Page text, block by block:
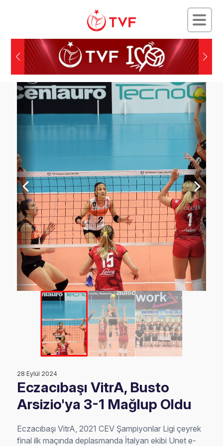
28 Eylül 2024
Eczacıbaşı VitrA, Busto
Arsizio'ya 3-1 Mağlup Oldu
Eczacıbaşı VitrA, 2021 CEV Şampiyonlar Ligi çeyrek
final ilk maçında deplasmanda İtalyan ekibi Unet e-